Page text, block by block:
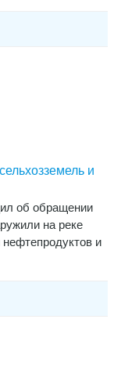
и
об обращении
на реке
и